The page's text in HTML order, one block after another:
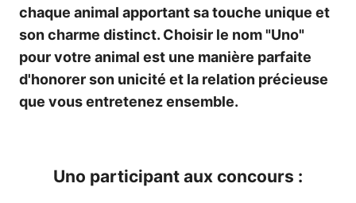
chaque animal apportant sa touche unique et
son charme distinct. Choisir le nom "Uno"
pour votre animal est une manière parfaite
d'honorer son unicité et la relation précieuse
que vous entretenez ensemble.
Uno participant aux concours :